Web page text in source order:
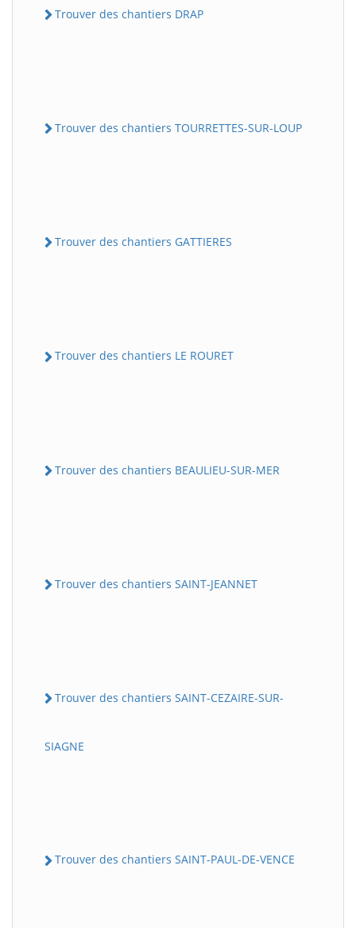
Trouver des chantiers DRAP
Trouver des chantiers TOURRETTES-SUR-LOUP
Trouver des chantiers GATTIERES
Trouver des chantiers LE ROURET
Trouver des chantiers BEAULIEU-SUR-MER
Trouver des chantiers SAINT-JEANNET
Trouver des chantiers SAINT-CEZAIRE-SUR-
SIAGNE
Trouver des chantiers SAINT-PAUL-DE-VENCE